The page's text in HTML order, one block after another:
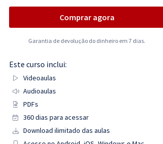
Comprar agora
Garantia de devolução do dinheiro em 7 dias.
Este curso inclui:
Videoaulas
Audioaulas
PDFs
360 dias para acessar
Download ilimitado das aulas